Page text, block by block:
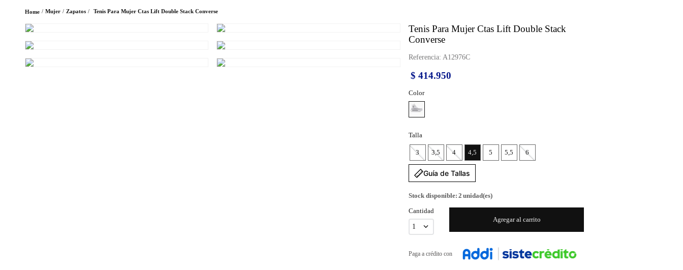
Mujer Zapatos Tenis Para Mujer Ctas Lift Double Stack Converse
Tenis Para Mujer Ctas Lift Double Stack
Converse
Referencia: A12976C
$ 414.950
Color
Talla
3 3,5 4 4,5 5 5,5 6
Guía de Tallas
Stock disponible: 2 unidad(es)
Cantidad
1
Agregar al carrito
Paga a crédito con